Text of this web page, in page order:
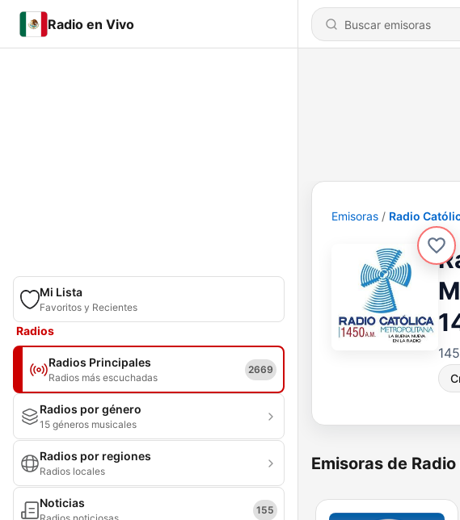
Radio en Vivo
Mi Lista
Favoritos y Recientes
Radios
Radios Principales
Radios más escuchadas
2669
Radios por género
15 géneros musicales
Radios por regiones
Radios locales
Noticias 155
Emisoras Radio
Emisoras de